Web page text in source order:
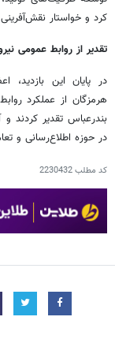
کرد و خواستار
تقدیر از روابط عمومی
در پایان این
هرمزگان از عملکرد
بندرعباس تقدیر کردند
در حوزه اطلاع‌رسانی و
کد مطلب2230432